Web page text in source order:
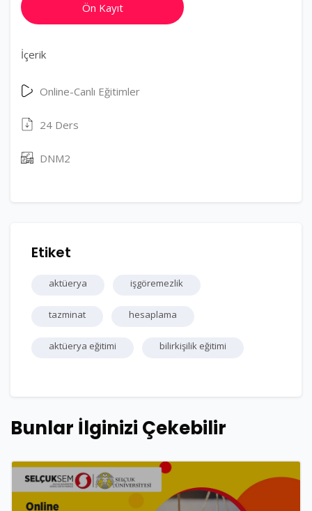
Ön Kayıt
İçerik
Online-Canlı Eğitimler
24 Ders
DNM2
Etiket
aktüerya işgöremezlik
tazminat hesaplama
aktüerya eğitimi bilirkişilik eğitimi
Bunlar İlginizi Çekebilir